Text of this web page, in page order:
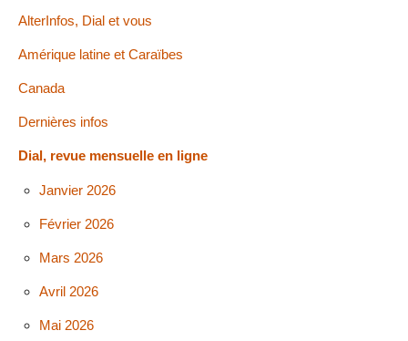
AlterInfos, Dial et vous
Amérique latine et Caraïbes
Canada
Dernières infos
Dial, revue mensuelle en ligne
Janvier 2026
Février 2026
Mars 2026
Avril 2026
Mai 2026